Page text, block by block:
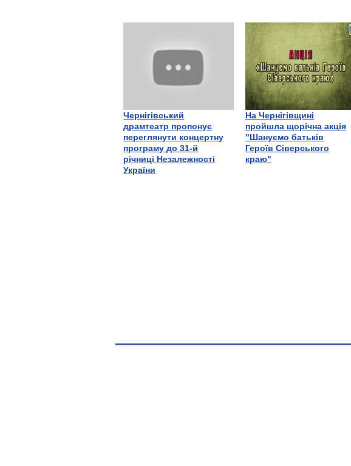
Чернігівський
драмтеатр пропонує
переглянути концертну
програму до 31-й
річниці Незалежності
України
На Чернігівщині
пройшла щорічна акція
"Шануємо батьків
Героїв Сіверського
краю"